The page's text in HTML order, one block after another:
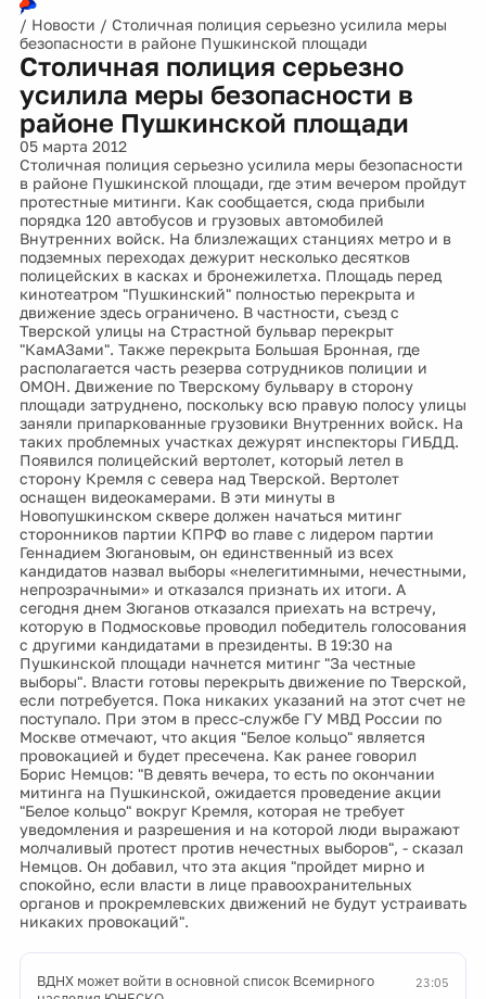
/ Новости / Столичная полиция серьезно усилила меры
безопасности в районе Пушкинской площади
Столичная полиция серьезно
усилила меры безопасности в
районе Пушкинской площади
05 марта 2012
Столичная полиция серьезно усилила меры безопасности
в районе Пушкинской площади, где этим вечером пройдут
протестные митинги. Как сообщается, сюда прибыли
порядка 120 автобусов и грузовых автомобилей
Внутренних войск. На близлежащих станциях метро и в
подземных переходах дежурит несколько десятков
полицейских в касках и бронежилетха. Площадь перед
кинотеатром "Пушкинский" полностью перекрыта и
движение здесь ограничено. В частности, съезд с
Тверской улицы на Страстной бульвар перекрыт
"КамАЗами". Также перекрыта Большая Бронная, где
располагается часть резерва сотрудников полиции и
ОМОН. Движение по Тверскому бульвару в сторону
площади затруднено, поскольку всю правую полосу улицы
заняли припаркованные грузовики Внутренних войск. На
таких проблемных участках дежурят инспекторы ГИБДД.
Появился полицейский вертолет, который летел в
сторону Кремля с севера над Тверской. Вертолет
оснащен видеокамерами. В эти минуты в
Новопушкинском сквере должен начаться митинг
сторонников партии КПРФ во главе с лидером партии
Геннадием Зюгановым, он единственный из всех
кандидатов назвал выборы «нелегитимными, нечестными,
непрозрачными» и отказался признать их итоги. А
сегодня днем Зюганов отказался приехать на встречу,
которую в Подмосковье проводил победитель голосования
с другими кандидатами в президенты. В 19:30 на
Пушкинской площади начнется митинг "За честные
выборы". Власти готовы перекрыть движение по Тверской,
если потребуется. Пока никаких указаний на этот счет не
поступало. При этом в пресс-службе ГУ МВД России по
Москве отмечают, что акция "Белое кольцо" является
провокацией и будет пресечена. Как ранее говорил
Борис Немцов: "В девять вечера, то есть по окончании
митинга на Пушкинской, ожидается проведение акции
"Белое кольцо" вокруг Кремля, которая не требует
уведомления и разрешения и на которой люди выражают
молчаливый протест против нечестных выборов", - сказал
Немцов. Он добавил, что эта акция "пройдет мирно и
спокойно, если власти в лице правоохранительных
органов и прокремлевских движений не будут устраивать
никаких провокаций".
23:05
ВДНХ может войти в основной список Всемирного